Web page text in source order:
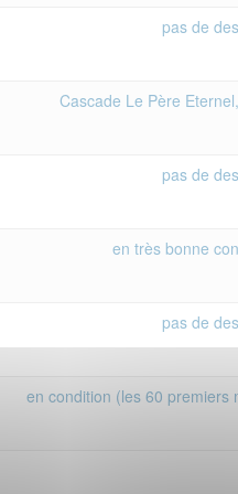
pas de
Cascade Le Père
pas de
en très bonne
pas de
en condition (les 60 premiers